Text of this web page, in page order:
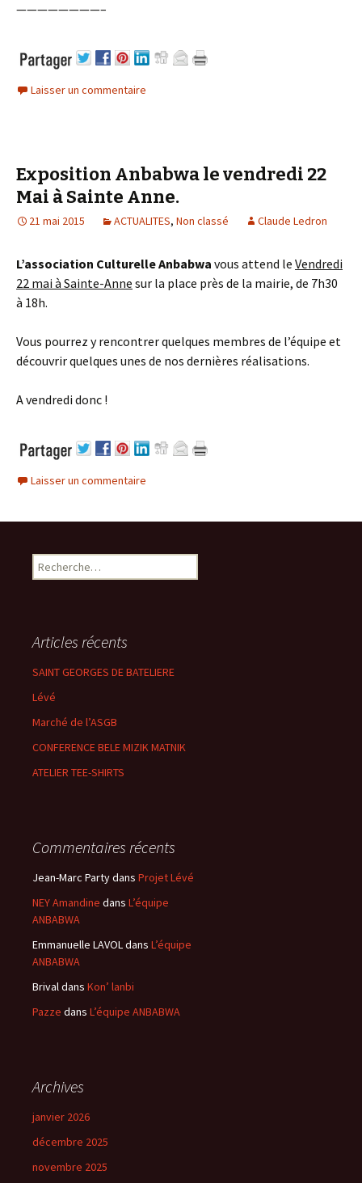
————————–
Laisser un commentaire
Exposition Anbabwa le vendredi 22
Mai à Sainte Anne.
21 mai 2015 ACTUALITES, Non classé Claude Ledron
L’association Culturelle Anbabwa vous attend le Vendredi
22 mai à Sainte-Anne sur la place près de la mairie, de 7h30
à 18h.
Vous pourrez y rencontrer quelques membres de l’équipe et
découvrir quelques unes de nos dernières réalisations.
A vendredi donc !
Laisser un commentaire
Rechercher :
Articles récents
SAINT GEORGES DE BATELIERE
Lévé
Marché de l’ASGB
CONFERENCE BELE MIZIK MATNIK
ATELIER TEE-SHIRTS
Commentaires récents
Jean-Marc Partydans Projet Lévé
NEY Amandine dans L’équipe
ANBABWA
Emmanuelle LAVOLdans L’équipe
ANBABWA
Brivaldans Kon’ lanbi
Pazze dans L’équipe ANBABWA
Archives
janvier 2026
décembre 2025
novembre 2025